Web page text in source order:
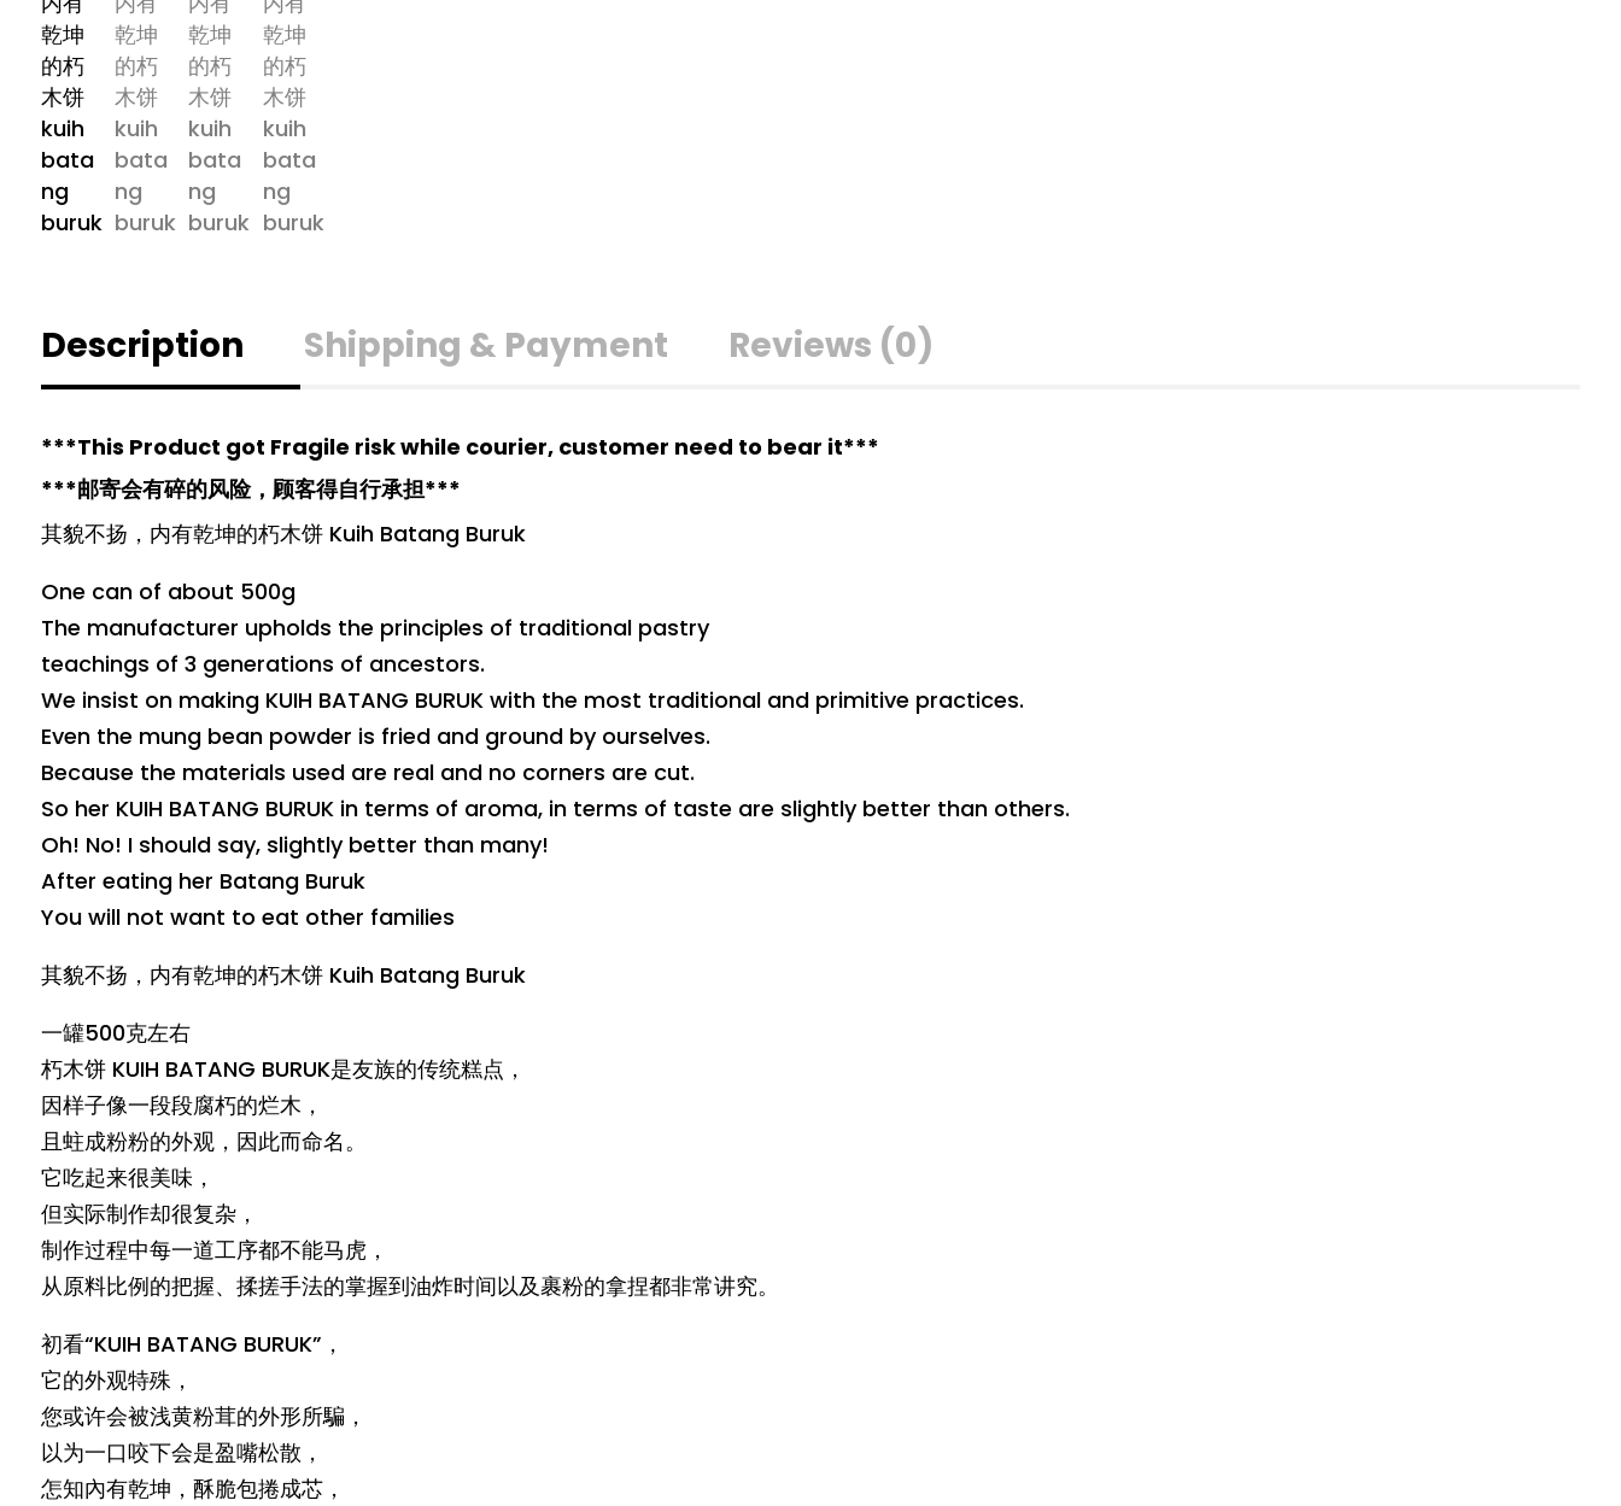
Description Shipping & Payment Reviews (0)
***This Product got Fragile risk while courier, customer need to bear it***
***邮寄会有碎的风险，顾客得自行承担***
其貌不扬，内有乾坤的朽木饼 Kuih Batang Buruk
One can of about 500g
The manufacturer upholds the principles of traditional pastry
teachings of 3 generations of ancestors.
We insist on making KUIH BATANG BURUK with the most traditional and primitive practices.
Even the mung bean powder is fried and ground by ourselves.
Because the materials used are real and no corners are cut.
So her KUIH BATANG BURUK in terms of aroma, in terms of taste are slightly better than others.
Oh! No! I should say, slightly better than many!
After eating her Batang Buruk
You will not want to eat other families
其貌不扬，内有乾坤的朽木饼 Kuih Batang Buruk
一罐500克左右
朽木饼 KUIH BATANG BURUK是友族的传统糕点，
因样子像一段段腐朽的烂木，
且蛀成粉粉的外观，因此而命名。
它吃起来很美味，
但实际制作却很复杂，
制作过程中每一道工序都不能马虎，
从原料比例的把握、揉搓手法的掌握到油炸时间以及裹粉的拿捏都非常讲究。
初看“KUIH BATANG BURUK”，
它的外观特殊，
您或许会被浅黄粉茸的外形所騙，
以为一口咬下会是盈嘴松散，
怎知內有乾坤，酥脆包捲成芯，